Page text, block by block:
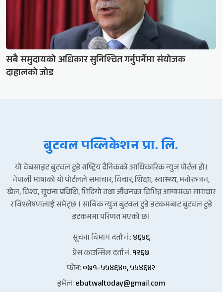
सबै समुदायको अधिकार सुनिश्चित गर्नुपर्नेमा संयोजक
दाहालको जोड
बुटवल पव्लिकेशन प्रा. लि.
यो वेबसाइट बुटवल टुडे राष्ट्रिय दैनिकको आधिकारिक न्युज पोर्टल हो।
नेपाली भाषाको यो पोर्टलले समाचार, विचार, शिक्षा, स्वास्थ्य, मनोरञ्जन,
खेल, विश्व, सूचना प्रविधि, भिडियो तथा जीवनका विभिन्न आयामका समाचार
र विश्लेषणलाई समेट्छ । साबिक न्युज बुटवल टुडे डटकमबाट बुटवल टुडे
डटकममा परिणत भएको छ।
सूचना विभाग दर्ता नं.:४६५६
प्रेस काउन्सिल दर्ता नं.१२६७
फोन:०७१-५५४६४०, ५५४६४२
इमेल:ebutwaltoday@gmail.com